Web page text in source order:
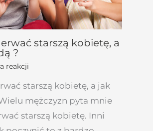
starszą kobietę, a
?
reakcji
starszą kobietę, a jak
mężczyzn pyta mnie
starszą kobietę. Inni